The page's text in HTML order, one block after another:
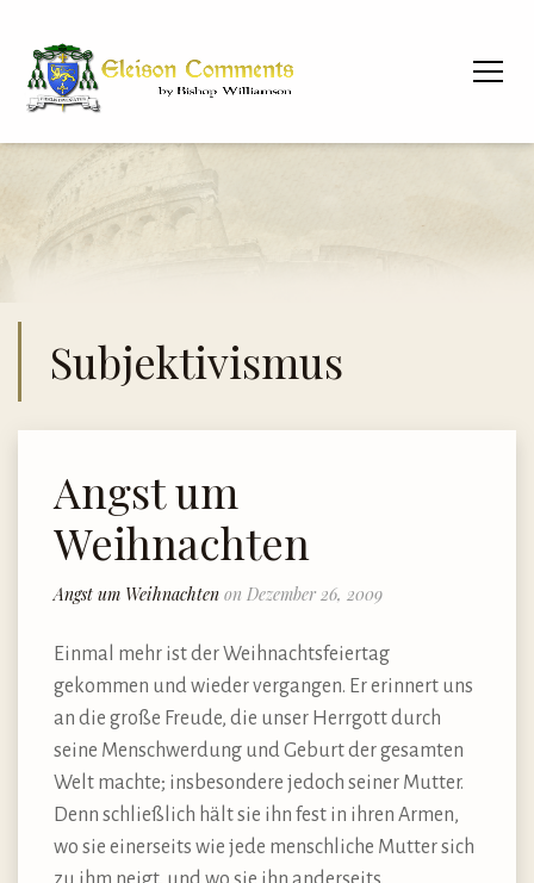
Subjektivismus
Angst um
Weihnachten
Angst um Weihnachten on Dezember 26, 2009
Einmal mehr ist der Weihnachtsfeiertag
gekommen und wieder vergangen. Er erinnert uns
an die große Freude, die unser Herrgott durch
seine Menschwerdung und Geburt der gesamten
Welt machte; insbesondere jedoch seiner Mutter.
Denn schließlich hält sie ihn fest in ihren Armen,
wo sie einerseits wie jede menschliche Mutter sich